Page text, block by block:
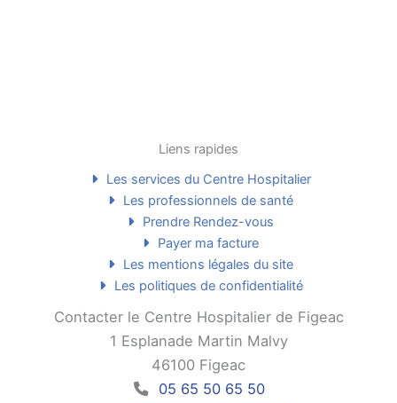
Liens rapides
Les services du Centre Hospitalier
Les professionnels de santé
Prendre Rendez-vous
Payer ma facture
Les mentions légales du site
Les politiques de confidentialité
Contacter le Centre Hospitalier de Figeac
1 Esplanade Martin Malvy
46100 Figeac
05 65 50 65 50